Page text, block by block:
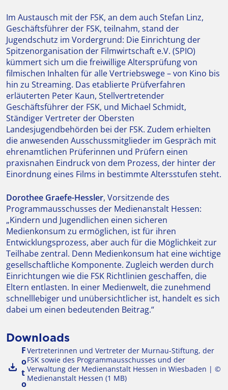
Im Austausch mit der FSK, an dem auch Stefan Linz,
Geschäftsführer der FSK, teilnahm, stand der
Jugendschutz im Vordergrund: Die Einrichtung der
Spitzenorganisation der Filmwirtschaft e.V. (SPIO)
kümmert sich um die freiwillige Altersprüfung von
filmischen Inhalten für alle Vertriebswege – von Kino bis
hin zu Streaming. Das etablierte Prüfverfahren
erläuterten Peter Kaun, Stellvertretender
Geschäftsführer der FSK, und Michael Schmidt,
Ständiger Vertreter der Obersten
Landesjugendbehörden bei der FSK. Zudem erhielten
die anwesenden Ausschussmitglieder im Gespräch mit
ehrenamtlichen Prüferinnen und Prüfern einen
praxisnahen Eindruck von dem Prozess, der hinter der
Einordnung eines Films in bestimmte Altersstufen steht.
Dorothee Graefe-Hessler, Vorsitzende des
Programmausschusses der Medienanstalt Hessen:
„Kindern und Jugendlichen einen sicheren
Medienkonsum zu ermöglichen, ist für ihren
Entwicklungsprozess, aber auch für die Möglichkeit zur
Teilhabe zentral. Denn Medienkonsum hat eine wichtige
gesellschaftliche Komponente. Zugleich werden durch
Einrichtungen wie die FSK Richtlinien geschaffen, die
Eltern entlasten. In einer Medienwelt, die zunehmend
schnelllebiger und unübersichtlicher ist, handelt es sich
dabei um einen bedeutenden Beitrag.“
Downloads
F
o
t
o
Vertreterinnen und Vertreter der Murnau-Stiftung, der
FSK sowie des Programmausschusses und der
Verwaltung der Medienanstalt Hessen in Wiesbaden | ©
Medienanstalt Hessen (1 MB)